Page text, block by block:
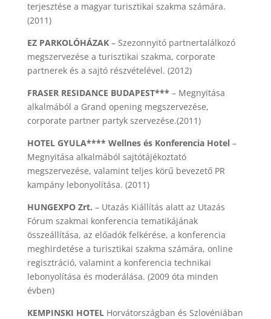
terjesztése a magyar turisztikai szakma számára.
(2011)
EZ PARKOLÓHÁZAK– Szezonnyitó partnertalálkozó
megszervezése a turisztikai szakma, corporate
partnerek és a sajtó részvételével. (2012)
FRASER RESIDANCE BUDAPEST*** – Megnyitása
alkalmából a Grand opening megszervezése,
corporate partner partyk szervezése.(2011)
HOTEL GYULA**** Wellnes és Konferencia Hotel–
Megnyitása alkalmából sajtótájékoztató
megszervezése, valamint teljes körű bevezető PR
kampány lebonyolítása. (2011)
HUNGEXPO Zrt. – Utazás Kiállítás alatt az Utazás
Fórum szakmai konferencia tematikájának
összeállítása, az előadók felkérése, a konferencia
meghirdetése a turisztikai szakma számára, online
regisztráció, valamint a konferencia technikai
lebonyolítása és moderálása. (2009 óta minden
évben)
KEMPINSKI HOTELHorvátországban és Szlovéniában